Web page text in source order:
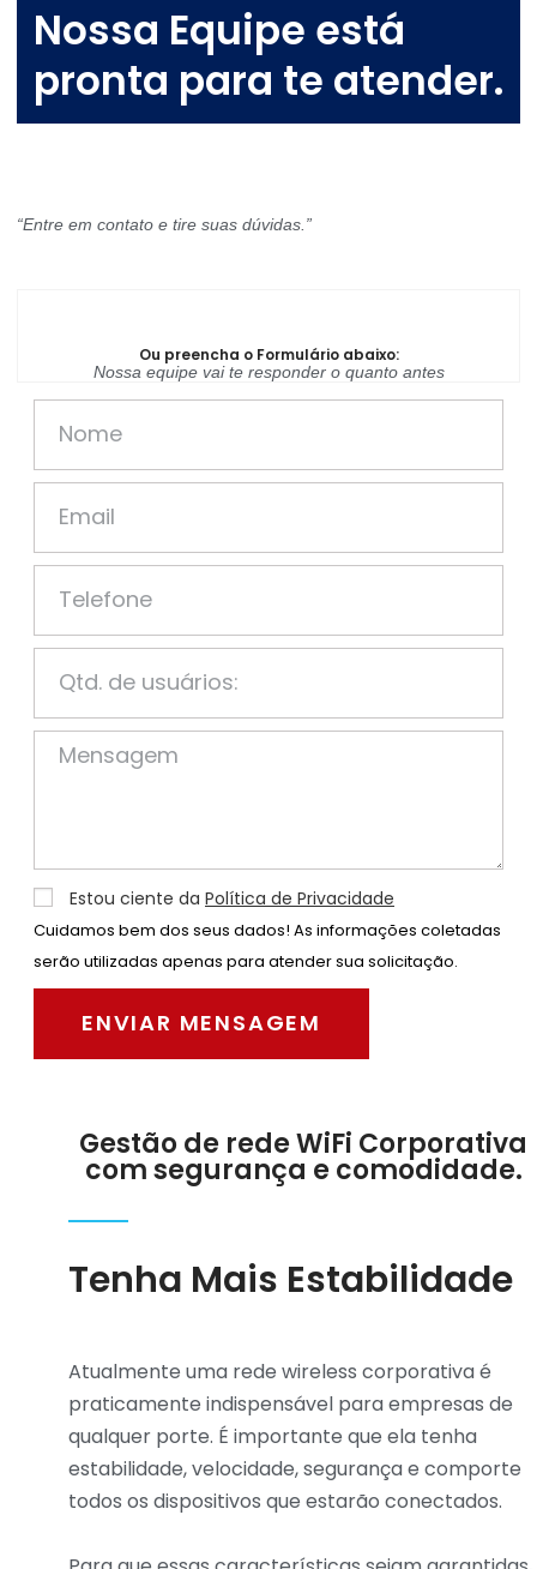
Gestão de rede WiFi Corporativa
com segurança e comodidade.
Tenha Mais Estabilidade
Atualmente uma rede wireless corporativa é
praticamente indispensável para empresas de
qualquer porte. É importante que ela tenha
estabilidade, velocidade, segurança e comporte
todos os dispositivos que estarão conectados.
Nossa Equipe está
pronta para te atender.
“Entre em contato e tire suas dúvidas.”
Ou preencha o Formulário abaixo:
Nossa equipe vai te responder o quanto antes
Estou ciente da Política de Privacidade
Cuidamos bem dos seus dados! As informações coletadas
serão utilizadas apenas para atender sua solicitação.
ENVIAR MENSAGEM